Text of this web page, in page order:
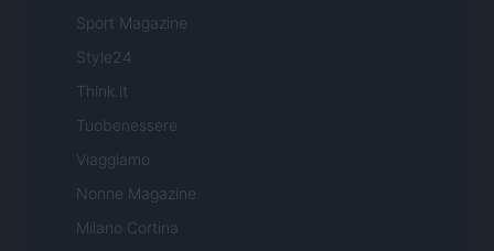
Sport Magazine
Style24
Think.it
Tuobenessere
Viaggiamo
Nonne Magazine
Milano Cortina